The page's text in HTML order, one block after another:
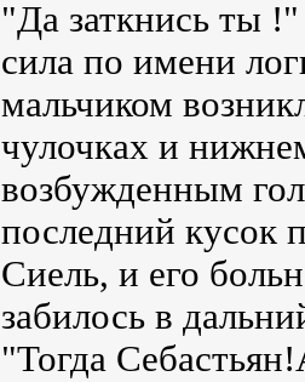
"Да заткнись ты
сила по имени
мальчиком
чулочках и
возбужденным
последний кусок
Сиель, и его
забилось в
"Тогда